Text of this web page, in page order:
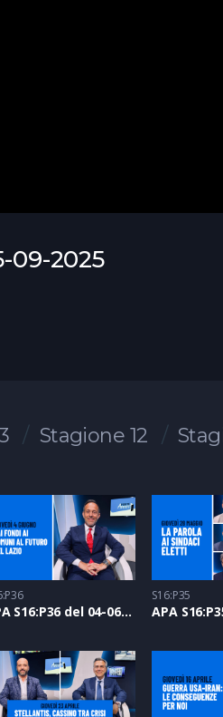
09-2025
Stagione 12
APA S16:P36 del 04-06-2026
S16:P35